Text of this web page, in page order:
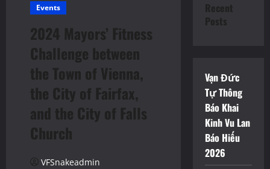
Events
2024 Mayors’ Fitness
Challenge between
the Town of Vienna,
the City of Fairfax,
and the City of Falls
Church
VFSnakeadmin
Recent
Posts
Vạn Đức
Tự Thông
Báo Khai
Kinh Vu Lan
Báo Hiếu
2026